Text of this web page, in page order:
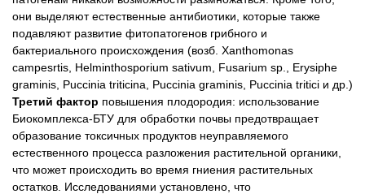
они выделяют естественные антибиотики, которые также
подавляют развитие фитопатогенов грибного и
бактериального происхождения (возб. Xanthomonas
campesrtis, Helminthosporium sativum, Fusarium sp., Erysiphe
graminis, Puccinia triticina, Puccinia graminis, Puccinia tritici и др.)
Третий фактор повышения плодородия: использование
Биокомплекса-БТУ для обработки почвы предотвращает
образование токсичных продуктов неуправляемого
естественного процесса разложения растительной органики,
что может происходить во время гниения растительных
остатков. Исследованиями установлено, что